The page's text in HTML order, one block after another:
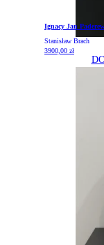
Ignacy Jan
Stanisław Brach
3900,00 zł